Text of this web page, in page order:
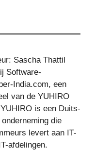
Sascha Thattil
Software-
India.com, een
van de YUHIRO
is een Duits-
die
levert aan IT-
afdelingen.